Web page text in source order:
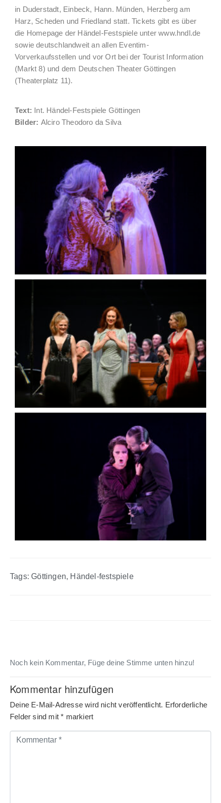
in Duderstadt, Einbeck, Hann. Münden, Herzberg am
Harz, Scheden und Friedland statt. Tickets gibt es über
die Homepage der Händel-Festspiele unter www.hndl.de
sowie deutschlandweit an allen Eventim-
Vorverkaufsstellen und vor Ort bei der Tourist Information
(Markt 8) und dem Deutschen Theater Göttingen
(Theaterplatz 11).
Text: Int. Händel-Festspiele Göttingen
Bilder: Alciro Theodoro da Silva
Tags: Göttingen, Händel-festspiele
Noch kein Kommentar, Füge deine Stimme unten hinzu!
Kommentar hinzufügen
Deine E-Mail-Adresse wird nicht veröffentlicht. Erforderliche
Felder sind mit* markiert
Kommentar